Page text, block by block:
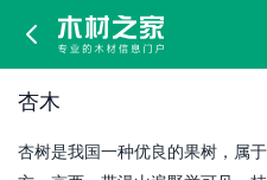
杏
木
杏木
杏树是我国一种优良的果树，属